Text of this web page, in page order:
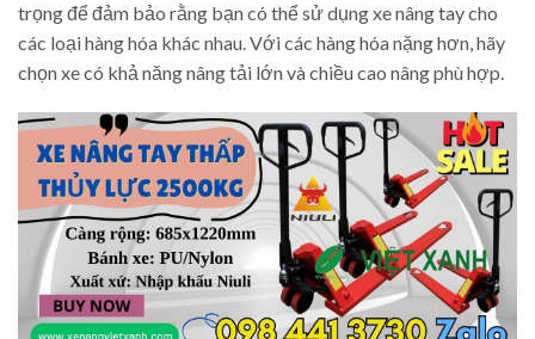
trọng để đảm bảo rằng bạn có thể sử dụng xe nâng tay cho
các loại hàng hóa khác nhau. Với các hàng hóa nặng hơn, hãy
chọn xe có khả năng nâng tải lớn và chiều cao nâng phù hợp.